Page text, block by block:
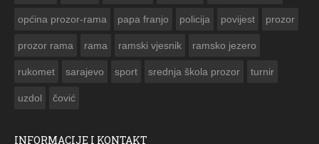
općina prozor-rama papa franjo policija povijest prozor
prozor rama rama ramski vjesnik ramsko jezero
rukomet sarajevo sport srednja škola prozor turnir
uzdol čović
INFORMACIJE I KONTAKT